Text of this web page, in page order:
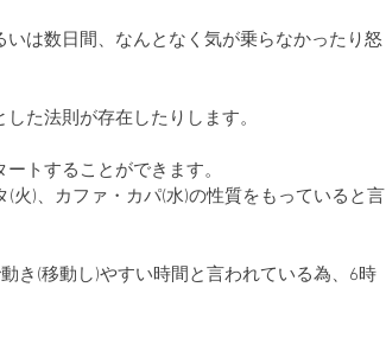
は数日間、なんとなく気が乗らなかったり怒
た法則が存在したりします。
トすることができます。
火)、カファ・カパ(水)の性質をもっていると言
き(移動し)やすい時間と言われている為、6時